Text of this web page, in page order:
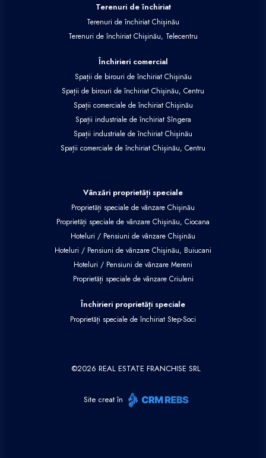
Terenuri de închiriat
Terenuri de închiriat Chișinău
Terenuri de închiriat Chișinău, Telecentru
Închirieri comercial
Spații de birouri de închiriat Chișinău
Spații de birouri de închiriat Chișinău, Centru
Spații comerciale de închiriat Chișinău
Spații industriale de închiriat Sîngera
Spații industriale de închiriat Chișinău
Spații comerciale de închiriat Chișinău, Centru
Vânzări proprietăți speciale
Proprietăți speciale de vânzare Chișinău
Proprietăți speciale de vânzare Chișinău, Ciocana
Hoteluri / Pensiuni de vânzare Chișinău
Hoteluri / Pensiuni de vânzare Chișinău, Buiucani
Hoteluri / Pensiuni de vânzare Mereni
Proprietăți speciale de vânzare Criuleni
Închirieri proprietăți speciale
Proprietăți speciale de închiriat Step-Soci
©2026 REAL ESTATE FRANCHISE SRL
Site creat în